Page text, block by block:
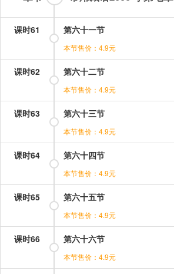
课时61 第六十一节
本节售价：4.9元
课时62 第六十二节
本节售价：4.9元
课时63 第六十三节
本节售价：4.9元
课时64 第六十四节
本节售价：4.9元
课时65 第六十五节
本节售价：4.9元
课时66 第六十六节
本节售价：4.9元